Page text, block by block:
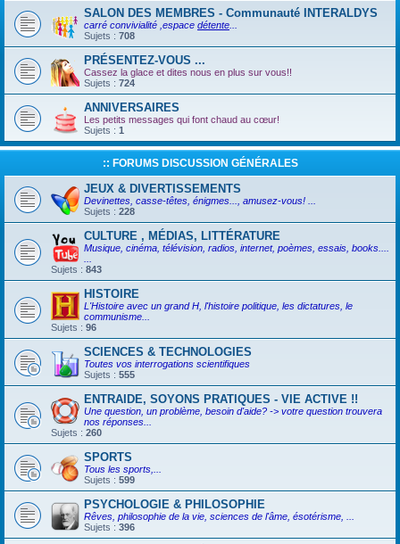
SALON DES MEMBRES - Communauté INTERALDYS
carré convivialité ,espace détente
Sujets : 708
PRÉSENTEZ-VOUS ...
Cassez la glace et dites nous en plus sur vous!!
Sujets : 724
ANNIVERSAIRES
Les petits messages qui font chaud au cœur!
Sujets : 1
:: FORUMS DISCUSSION GÉNÉRALES
JEUX & DIVERTISSEMENTS
Devinettes, casse-têtes, énigmes..., amusez-vous! ...
Sujets : 228
CULTURE , MÉDIAS, LITTÉRATURE
Musique, cinéma, télévision, radios, internet, poèmes, essais, books....
Sujets : 843
HISTOIRE
L'Histoire avec un grand H, l'histoire politique, les dictatures, le
communisme...
Sujets : 96
SCIENCES & TECHNOLOGIES
Toutes vos interrogations scientifiques
Sujets : 555
ENTRAIDE, SOYONS PRATIQUES - VIE ACTIVE !!
Une question, un problème, besoin d'aide? -> votre question trouvera
nos réponses...
Sujets : 260
SPORTS
Tous les sports,...
Sujets : 599
PSYCHOLOGIE & PHILOSOPHIE
Rêves, philosophie de la vie, sciences de l'âme, ésotérisme, ...
Sujets : 396